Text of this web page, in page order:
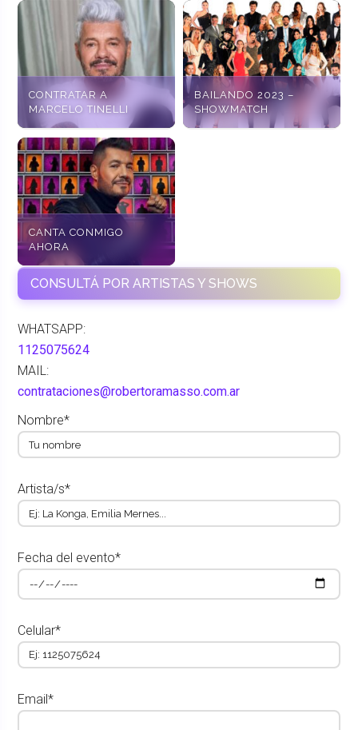
CONTRATAR A
MARCELO TINELLI
BAILANDO 2023 –
SHOWMATCH
CANTA CONMIGO
AHORA
CONSULTÁ POR ARTISTAS Y SHOWS
WHATSAPP:
1125075624
MAIL:
contrataciones@robertoramasso.com.ar
Nombre*
Artista/s*
Fecha del evento*
Celular*
Email*